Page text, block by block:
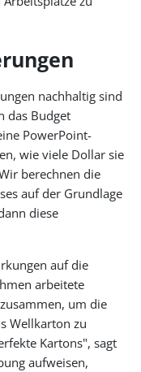
nachhaltig sind
das Budget
PowerPoint-
wie viele Dollar sie
berechnen die
auf der Grundlage
diese
auf die
arbeitete
um die
Wellkarton zu
Kartons", sagt
aufweisen,